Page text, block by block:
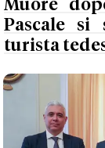
Muore
Pascale si
turista